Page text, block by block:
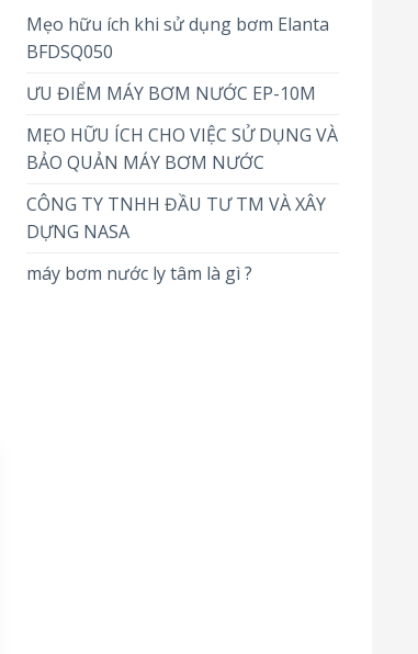
Mẹo hữu ích khi sử dụng bơm Elanta
BFDSQ050
ƯU ĐIỂM MÁY BƠM NƯỚC EP-10M
MẸO HỮU ÍCH CHO VIỆC SỬ DỤNG VÀ
BẢO QUẢN MÁY BƠM NƯỚC
CÔNG TY TNHH ĐẦU TƯ TM VÀ XÂY
DỰNG NASA
máy bơm nước ly tâm là gì ?